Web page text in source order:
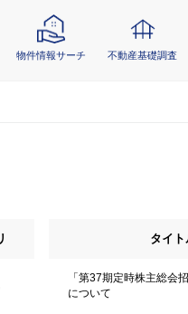
物件情報サーチ 不動産基礎調査
タイト
「第37期定時株主総会
について